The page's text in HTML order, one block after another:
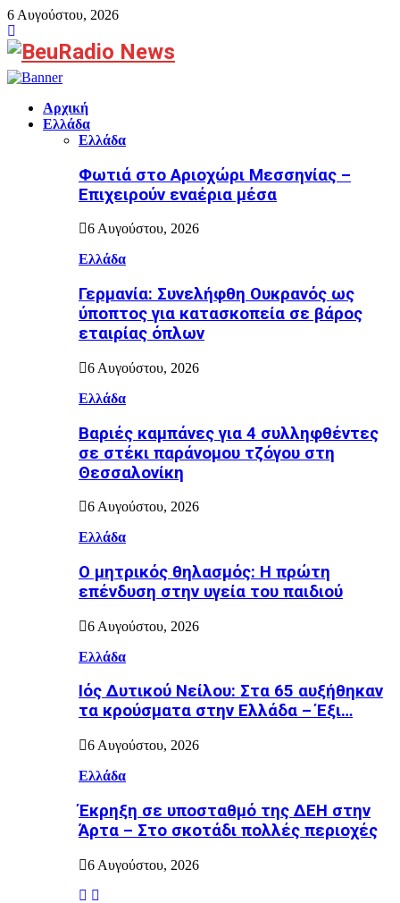
6 Αυγούστου, 2026
Αρχική
Ελλάδα
Ελλάδα
Φωτιά στο Αριοχώρι Μεσσηνίας –
Επιχειρούν εναέρια μέσα
6 Αυγούστου, 2026
Ελλάδα
Γερμανία: Συνελήφθη Ουκρανός ως
ύποπτος για κατασκοπεία σε βάρος
εταιρίας όπλων
6 Αυγούστου, 2026
Ελλάδα
Βαριές καμπάνες για 4 συλληφθέντες
σε στέκι παράνομου τζόγου στη
Θεσσαλονίκη
6 Αυγούστου, 2026
Ελλάδα
Ο μητρικός θηλασμός: Η πρώτη
επένδυση στην υγεία του παιδιού
6 Αυγούστου, 2026
Ελλάδα
Ιός Δυτικού Νείλου: Στα 65 αυξήθηκαν
τα κρούσματα στην Ελλάδα – Έξι…
6 Αυγούστου, 2026
Ελλάδα
Έκρηξη σε υποσταθμό της ΔΕΗ στην
Άρτα – Στο σκοτάδι πολλές περιοχές
6 Αυγούστου, 2026